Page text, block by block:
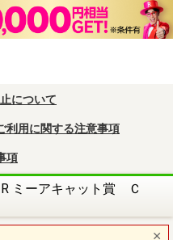
について
利用に関する注意事項
項
ミーアキャット賞 Ｃ